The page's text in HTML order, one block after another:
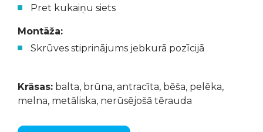
Pret kukaiņu siets
Montāža:
Skrūves stiprinājums jebkurā pozīcijā
Krāsas: balta, brūna, antracīta, bēša, pelēka,
melna, metāliska, nerūsējošā tērauda